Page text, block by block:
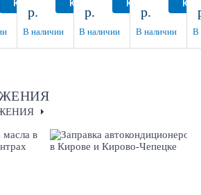
более
КУПИТЬ
более
р.
КУПИТЬ
В наличии
6.5x16/5x139.7
ЕТ40
D98.6
более
р.
КУПИТЬ
В наличии
р.
В наличии В